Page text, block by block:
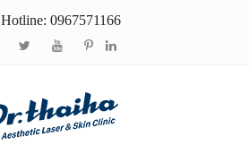
Hotline: 0967571166